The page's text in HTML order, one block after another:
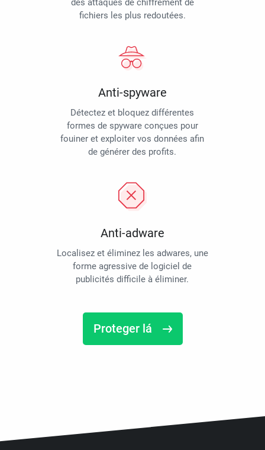
des attaques de chiffrement de
fichiers les plus redoutées.
Anti-spyware
Détectez et bloquez différentes
formes de spyware conçues pour
fouiner et exploiter vos données afin
de générer des profits.
Anti-adware
Localisez et éliminez les adwares, une
forme agressive de logiciel de
publicités difficile à éliminer.
Proteger lá